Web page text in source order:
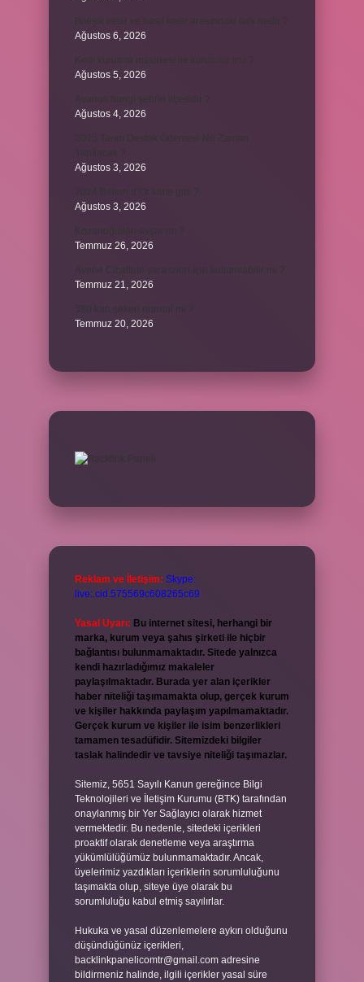
Ağustos 6, 2026
Ağustos 5, 2026
Ağustos 4, 2026
Ağustos 3, 2026
Ağustos 3, 2026
Temmuz 26, 2026
Temmuz 21, 2026
Temmuz 20, 2026
Reklam ve İletişim: Skype:
live:.cid.575569c608265c69
Yasal Uyarı: Bu internet sitesi, herhangi bir
marka, kurum veya şahıs şirketi ile hiçbir
bağlantısı bulunmamaktadır. Sitede yalnızca
kendi hazırladığımız makaleler
paylaşılmaktadır. Burada yer alan içerikler
haber niteliği taşımamakta olup, gerçek kurum
ve kişiler hakkında paylaşım yapılmamaktadır.
Gerçek kurum ve kişiler ile isim benzerlikleri
tamamen tesadüfidir. Sitemizdeki bilgiler
taslak halindedir ve tavsiye niteliği taşımazlar.
Sitemiz, 5651 Sayılı Kanun gereğince Bilgi
Teknolojileri ve İletişim Kurumu (BTK) tarafından
onaylanmış bir Yer Sağlayıcı olarak hizmet
vermektedir. Bu nedenle, sitedeki içerikleri
proaktif olarak denetleme veya araştırma
yükümlülüğümüz bulunmamaktadır. Ancak,
üyelerimiz yazdıkları içeriklerin sorumluluğunu
taşımakta olup, siteye üye olarak bu
sorumluluğu kabul etmiş sayılırlar.
Hukuka ve yasal düzenlemelere aykırı olduğunu
düşündüğünüz içerikleri,
backlinkpanelicomtr@gmail.com adresine
bildirmeniz halinde, ilgili içerikler yasal süre